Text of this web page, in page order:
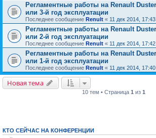
Регламентные работы на Renault
или 3-й год эксплуатации
Последнее сообщение Renult « 11 дек 2014, 17:43
Регламентные работы на Renault
или 2-й год эксплуатации
Последнее сообщение Renult « 11 дек 2014, 17:42
Регламентные работы на Renault
или 1-й год эксплуатации
Последнее сообщение Renult « 11 дек 2014, 17:40
Новая тема
10 тем • Страница 1 из 1
КТО СЕЙЧАС НА КОНФЕРЕНЦИИ